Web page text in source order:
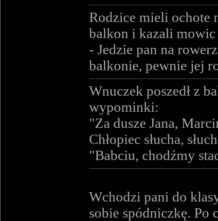
Rodzice mieli ochote
balkon i kazali
- Jedzie pan na
balkonie, pewnie jej
Wnuczek poszedł z
wypominki:
"Za dusze Jana,
Chłopiec słucha,
"Babciu, chodźmy
Wchodzi pani do
sobie spódniczkę. Po